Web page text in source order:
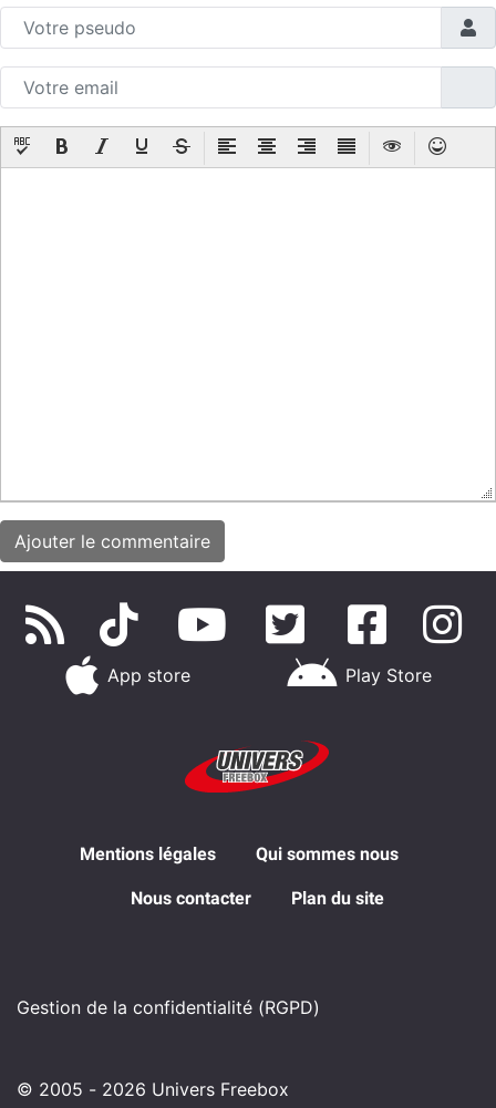
App store Play Store
Mentions légales Qui sommes nous
Nous contacter Plan du site
Gestion de la confidentialité (RGPD)
© 2005 - 2026 Univers Freebox